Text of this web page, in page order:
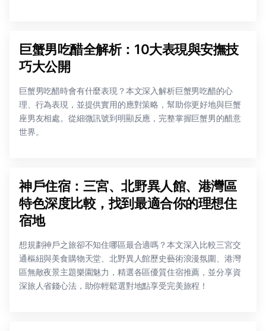
巨蟹男吃醋全解析：10大表現與安撫技
巧大公開
巨蟹男吃醋時會有什麼表現？本文深入解析巨蟹男吃醋的心
理、行為表現，並提供實用的應對策略，幫助你更好地與巨蟹
座男友相處。從細微訊號到明顯反應，完整掌握巨蟹男的醋意
世界。
神戶住宿：三宮、北野異人館、港灣區
特色深度比較，找到最適合你的理想住
宿地
想規劃神戶之旅卻不知住哪區最合適嗎？本文深入比較三宮交
通樞紐與美食購物天堂、北野異人館歷史藝術浪漫氛圍、港灣
區無敵夜景主題樂園魅力，精選各區優質住宿推薦，並分享資
深旅人省錢心法，助你輕鬆選對地點享受完美旅程！